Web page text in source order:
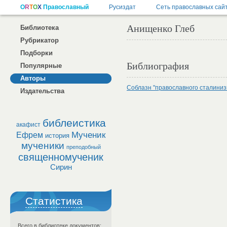
Библиотека
Рубрикатор
Подборки
Популярные
Авторы
Издательства
акафист библеистика
Ефрем история Мученик
мученики преподобный
священномученик
Сирин
Статистика
Всего в библиотеке документов:
Анищенко Глеб
Библиография
Соблазн "православного